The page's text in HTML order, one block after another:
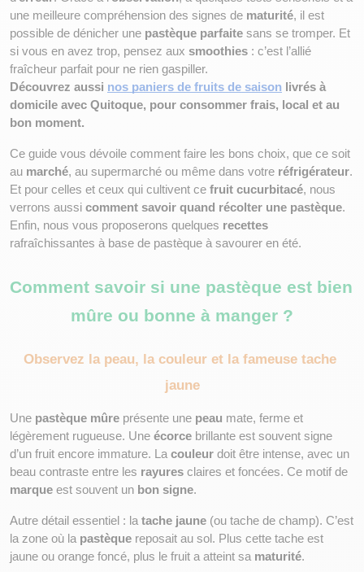
une meilleure compréhension des signes de maturité, il est
possible de dénicher une pastèque parfaite sans se tromper. Et
si vous en avez trop, pensez aux smoothies : c’est l’allié
fraîcheur parfait pour ne rien gaspiller.
Découvrez aussi nos paniers de fruits de saison livrés à
domicile avec Quitoque, pour consommer frais, local et au
bon moment.
Ce guide vous dévoile comment faire les bons choix, que ce soit
au marché, au supermarché ou même dans votre réfrigérateur.
Et pour celles et ceux qui cultivent ce fruit cucurbitacé, nous
verrons aussi comment savoir quand récolter une pastèque.
Enfin, nous vous proposerons quelques recettes
rafraîchissantes à base de pastèque à savourer en été.
Comment savoir si une pastèque est bien
mûre ou bonne à manger ?
Observez la peau, la couleur et la fameuse tache
jaune
Une pastèque mûre présente une peau mate, ferme et
légèrement rugueuse. Une écorce brillante est souvent signe
d’un fruit encore immature. La couleur doit être intense, avec un
beau contraste entre les rayures
marque est souvent un bon signe.
Autre détail essentiel : la tache jaune (ou tache de champ). C’est
la zone où la pastèque reposait au sol. Plus cette tache est
jaune ou orange foncé, plus le fruit a atteint sa maturité.